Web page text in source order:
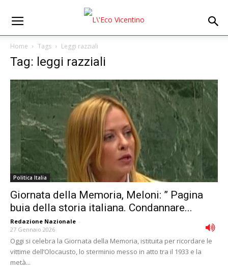
Home Tags Leggi razziali
Tag: leggi razziali
Politica Italia
Giornata della Memoria, Meloni: ” Pagina
buia della storia italiana. Condannare...
Redazione Nazionale -
27 Gennaio 2026
Oggi si celebra la Giornata della Memoria, istituita per ricordare le
vittime dell’Olocausto, lo sterminio messo in atto tra il 1933 e la
metà...